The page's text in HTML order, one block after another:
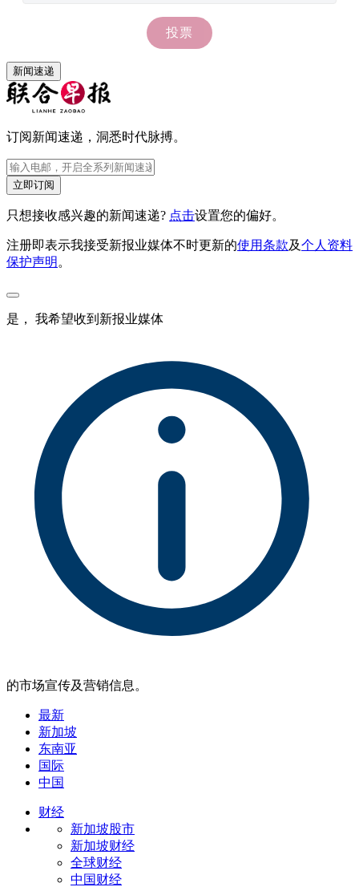
新闻速递
订阅新闻速递，洞悉时代脉搏。
立即订阅
只想接收感兴趣的新闻速递? 点击设置您的偏好。
注册即表示我接受新报业媒体不时更新的使用条款及个人资料
保护声明 。
是， 我希望收到新报业媒体
的市场宣传及营销信息。
最新
新加坡
东南亚
国际
中国
财经
新加坡股市
新加坡财经
全球财经
中国财经